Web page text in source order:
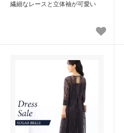
繊細なレースと立体袖が可愛い